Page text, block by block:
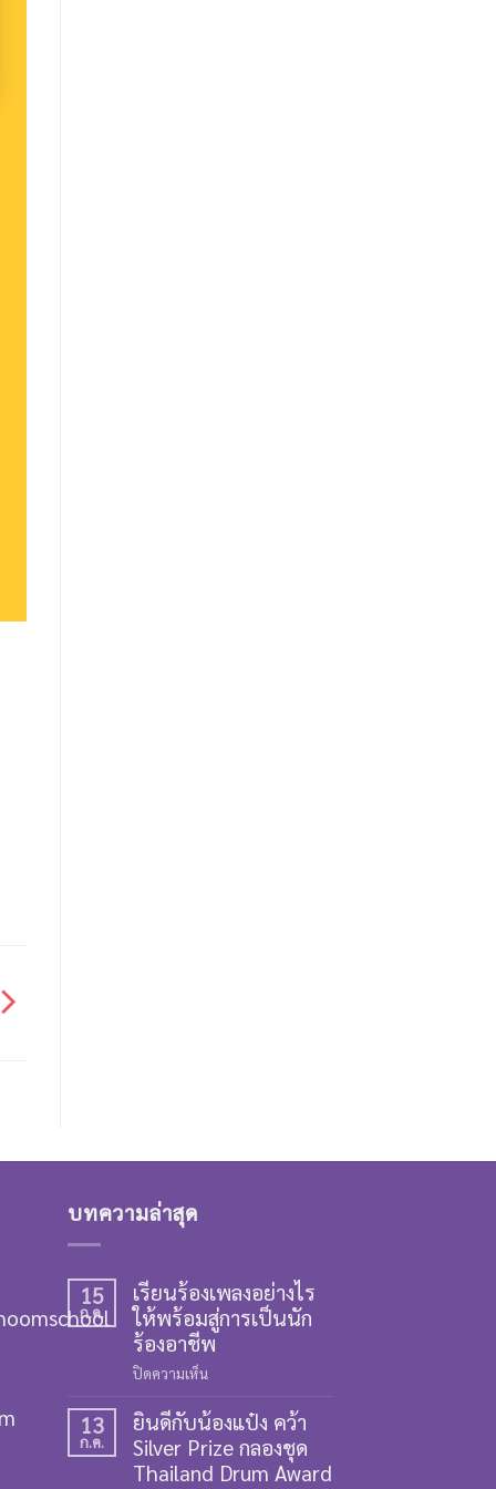
บทความล่าสุด
15
ก.ค.
เรียนร้องเพลงอย่างไร
ให้พร้อมสู่การเป็นนัก
ร้องอาชีพ
ปิดความเห็น
ร้อง
เพลง
อย่างไร
13
ก.ค.
ยินดีกับน้องแป๋ง คว้า
Silver Prize กลองชุด
Thailand Drum Award